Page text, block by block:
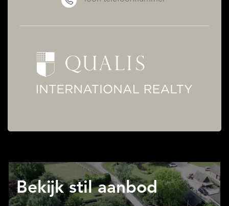
Bekijk stil aanbod